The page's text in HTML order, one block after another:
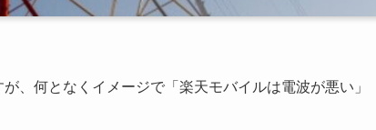
、何となくイメージで「楽天モバイルは電波が悪い」